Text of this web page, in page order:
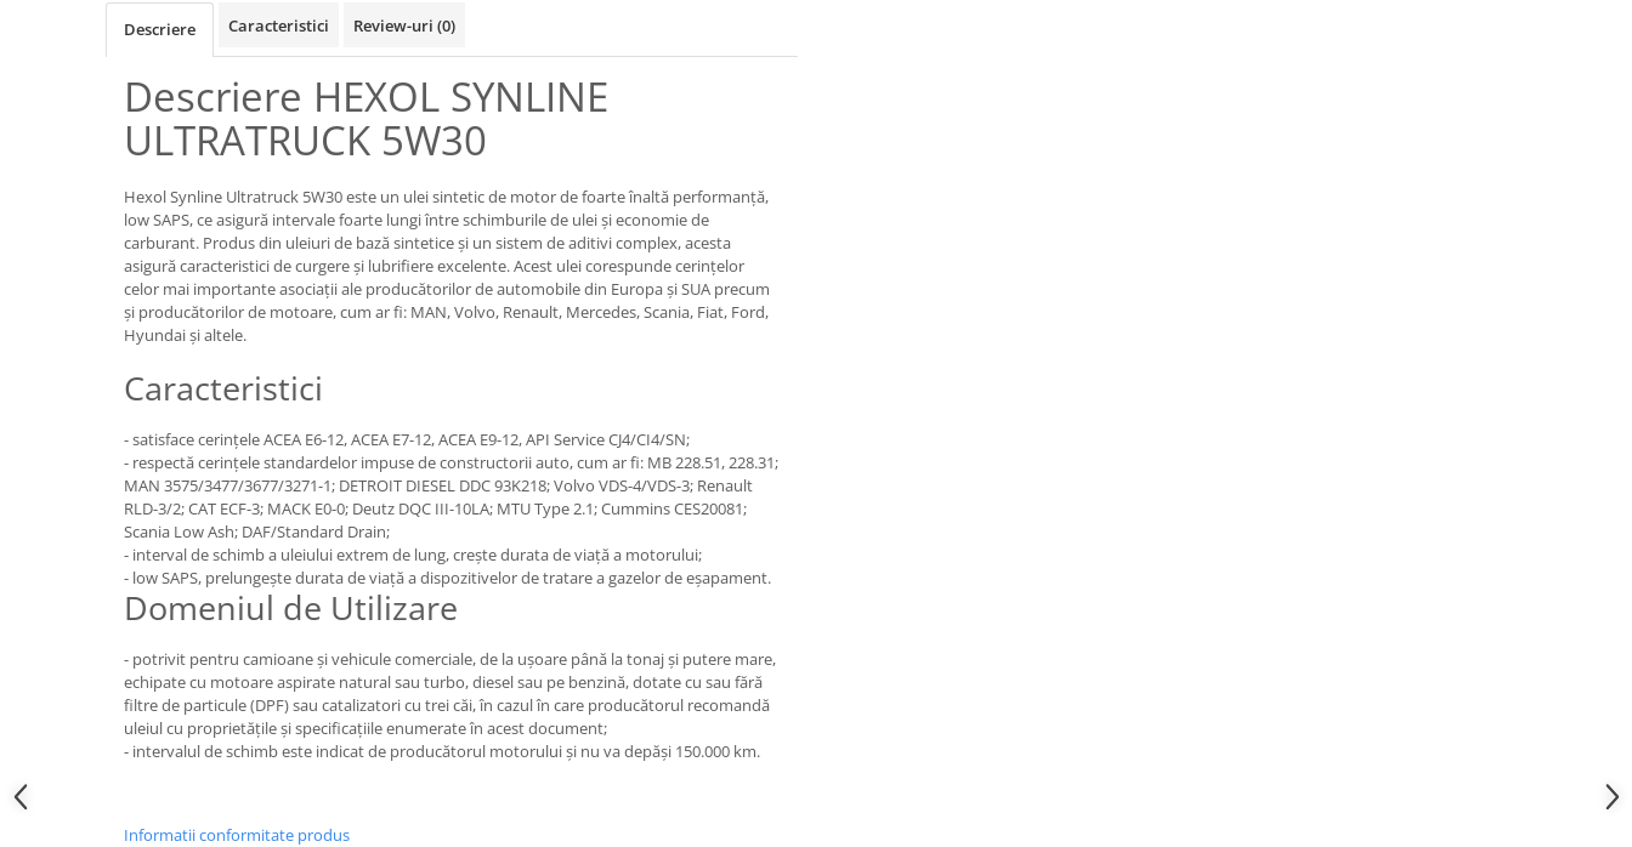
Lichide Pentru Punți și Universale
Lichide Suspensie Motociclete
Lichide Întreținere Autoturisme
Lichide Întreținere Camioane
Lichide Întreținere Motociclete
Lichide Întreținere Utilaje
Lubrifianți Industriali
Produse Întreținere
Accesorii Auto
Covorase Auto
Produse Iarnă
Detailing Auto
Intretinere & cosmetica auto
Descriere Caracteristici Review-uri (0)
Descriere HEXOL SYNLINE
ULTRATRUCK 5W30
Hexol Synline Ultratruck 5W30 este un ulei sintetic de motor de foarte înaltă performanţă,
low SAPS, ce asigură intervale foarte lungi între schimburile de ulei şi economie de
carburant. Produs din uleiuri de bază sintetice şi un sistem de aditivi complex, acesta
asigură caracteristici de curgere şi lubrifiere excelente. Acest ulei corespunde cerinţelor
celor mai importante asociaţii ale producătorilor de automobile din Europa şi SUA precum
şi producătorilor de motoare, cum ar fi: MAN, Volvo, Renault, Mercedes, Scania, Fiat, Ford,
Hyundai şi altele.
Caracteristici
- satisface cerinţele ACEA E6-12, ACEA E7-12, ACEA E9-12, API Service CJ4/CI4/SN;
- respectă cerinţele standardelor impuse de constructorii auto, cum ar fi: MB 228.51, 228.31;
MAN 3575/3477/3677/3271-1; DETROIT DIESEL DDC 93K218; Volvo VDS-4/VDS-3; Renault
RLD-3/2; CAT ECF-3; MACK E0-0; Deutz DQC III-10LA; MTU Type 2.1; Cummins CES20081;
Scania Low Ash; DAF/Standard Drain;
- interval de schimb a uleiului extrem de lung, creşte durata de viaţă a motorului;
- low SAPS, prelungeşte durata de viaţă a dispozitivelor de tratare a gazelor de eşapament.
Domeniul de Utilizare
- potrivit pentru camioane şi vehicule comerciale, de la uşoare până la tonaj şi putere mare,
echipate cu motoare aspirate natural sau turbo, diesel sau pe benzină, dotate cu sau fără
filtre de particule (DPF) sau catalizatori cu trei căi, în cazul în care producătorul recomandă
uleiul cu proprietăţile şi specificaţiile enumerate în acest document;
- intervalul de schimb este indicat de producătorul motorului şi nu va depăşi 150.000 km.
Informatii conformitate produs